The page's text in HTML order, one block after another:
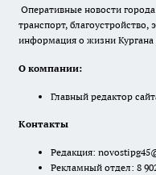
Оперативные новости
транспорт, благоустройство,
информация о жизни Кургана
О компании:
Главный редактор
Контакты
Редакция:
Рекламный отдел: 8